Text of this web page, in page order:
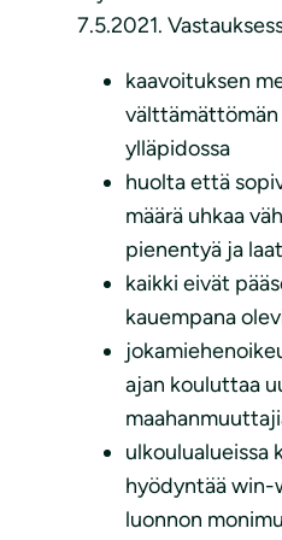
7.5.2021.
kaavoituksen
ylläpidossa
huolta että
määrä uhkaa
pienentyä ja
kaikki eivät
kauempana
ajan kouluttaa
ulkoulualueissa
hyödyntää win-
luonnon